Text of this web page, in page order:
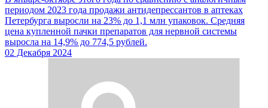
периодом 2023 года продажи антидепрессантов в аптеках
Петербурга выросли на 23% до 1,1 млн упаковок. Средняя
цена купленной пачки препаратов для нервной системы
выросла на 14,9% до 774,5 рублей.
02 Декабря 2024